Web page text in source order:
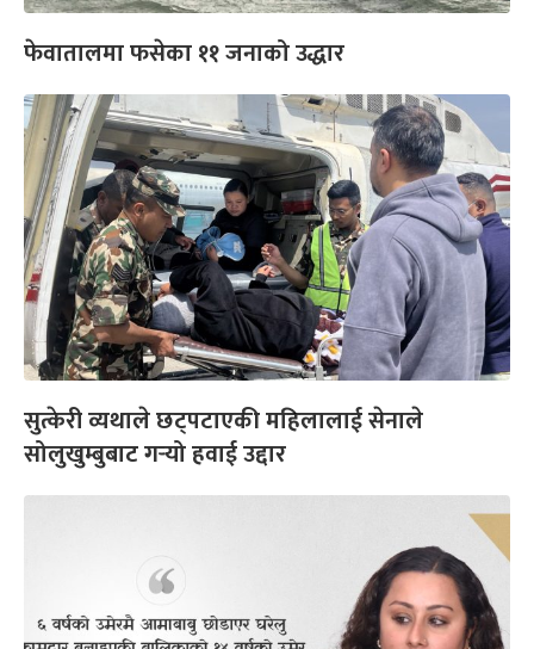
फेवातालमा फसेका ११ जनाको उद्धार
सुत्केरी व्यथाले छट्पटाएकी महिलालाई सेनाले
सोलुखुम्बुबाट गर्‍यो हवाई उद्दार